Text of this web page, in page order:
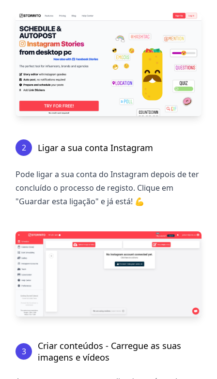
2 Ligar a sua conta Instagram
Pode ligar a sua conta do Instagram depois de ter
concluído o processo de registo. Clique em
"Guardar esta ligação" e já está! 💪
3
Criar conteúdos - Carregue as suas
imagens e vídeos